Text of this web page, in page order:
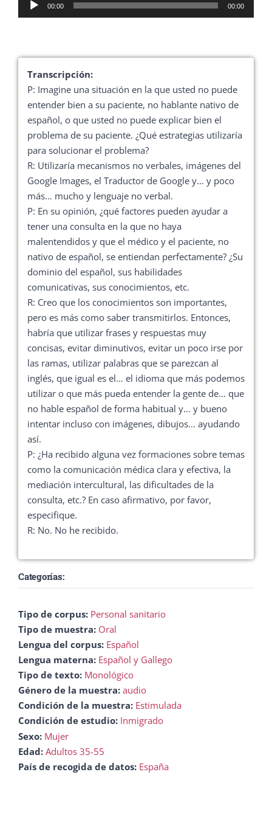
de
00:00 00:00
Transcripción:
P: Imagine una situación en la que usted no puede
entender bien a su paciente, no hablante nativo de
español, o que usted no puede explicar bien el
problema de su paciente. ¿Qué estrategias utilizaría
para solucionar el problema?
R: Utilizaría mecanismos no verbales, imágenes del
Google Images, el Traductor de Google y… y poco
más… mucho y lenguaje no verbal.
P: En su opinión, ¿qué factores pueden ayudar a
tener una consulta en la que no haya
malentendidos y que el médico y el paciente, no
nativo de español, se entiendan perfectamente? ¿Su
dominio del español, sus habilidades
comunicativas, sus conocimientos, etc.
R: Creo que los conocimientos son importantes,
pero es más como saber transmitirlos. Entonces,
habría que utilizar frases y respuestas muy
concisas, evitar diminutivos, evitar un poco irse por
las ramas, utilizar palabras que se parezcan al
inglés, que igual es el… el idioma que más podemos
utilizar o que más pueda entender la gente de… que
no hable español de forma habitual y… y bueno
intentar incluso con imágenes, dibujos… ayudando
así.
P: ¿Ha recibido alguna vez formaciones sobre temas
como la comunicación médica clara y efectiva, la
mediación intercultural, las dificultades de la
consulta, etc.? En caso afirmativo, por favor,
especifique.
R: No. No he recibido.
Categorías:
Tipo de corpus: Personal sanitario
Tipo de muestra: Oral
Lengua del corpus: Español
Lengua materna: Español y Gallego
Tipo de texto: Monológico
Género de la muestra: audio
Condición de la muestra: Estimulada
Condición de estudio: Inmigrado
Sexo: Mujer
Edad: Adultos 35-55
País de recogida de datos: España